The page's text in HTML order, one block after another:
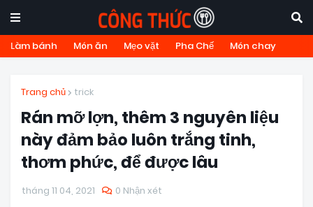
Làm bánh Món ăn Mẹo vặt Pha Chế Món chay
Trang chủ trick
Rán mỡ lợn, thêm 3 nguyên liệu
này đảm bảo luôn trắng tinh,
thơm phức, để được lâu
tháng 11 04, 2021 0 Nhận xét